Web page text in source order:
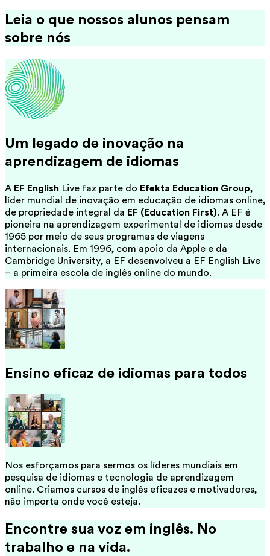
Leia o que nossos alunos pensam
sobre nós
Um legado de inovação na
aprendizagem de idiomas
A EF English Live faz parte do Efekta Education Group,
líder mundial de inovação em educação de idiomas online,
de propriedade integral da EF (Education First). A EF é
pioneira na aprendizagem experimental de idiomas desde
1965 por meio de seus programas de viagens
internacionais. Em 1996, com apoio da Apple e da
Cambridge University, a EF desenvolveu a EF English Live
– a primeira escola de inglês online do mundo.
Ensino eficaz de idiomas para todos
Nos esforçamos para sermos os líderes mundiais em
pesquisa de idiomas e tecnologia de aprendizagem
online. Criamos cursos de inglês eficazes e motivadores,
não importa onde você esteja.
Encontre sua voz em inglês. No
trabalho e na vida.